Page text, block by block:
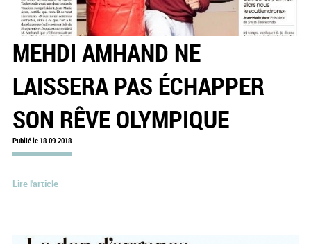
MEHDI AMHAND NE
LAISSERA PAS ÉCHAPPER
SON RÊVE OLYMPIQUE
Publié le 18.09.2018
Lire l'article